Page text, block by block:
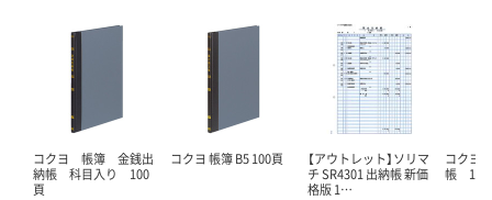
コクヨ 帳簿 金銭出
納帳 科目入り 100
頁
コクヨ 帳簿 B5 100頁
【アウトレット】ソリマ
チ SR4301 出納帳 新価
格版 1…
コク
帳 100